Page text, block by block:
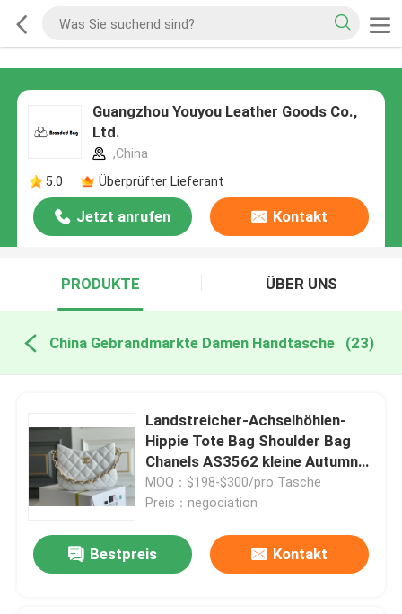
Guangzhou Youyou Leather Goods Co.,
Ltd.
,China
5.0
Überprüfter Lieferant
Jetzt anrufen Kontakt
PRODUKTE ÜBER UNS
China Gebrandmarkte Damen Handtasche (23)
Landstreicher-Achselhöhlen-
Hippie Tote Bag Shoulder Bag
Chanels AS3562 kleine Autumn
Winter 2022
MOQ：$198-$300/pro Tasche
Preis：negociation
Bestpreis Kontakt